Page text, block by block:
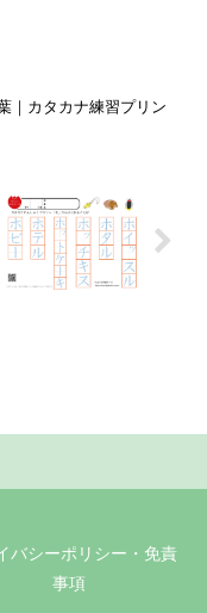
｜カタカナ練習プリン
バシーポリシー・免責
事項